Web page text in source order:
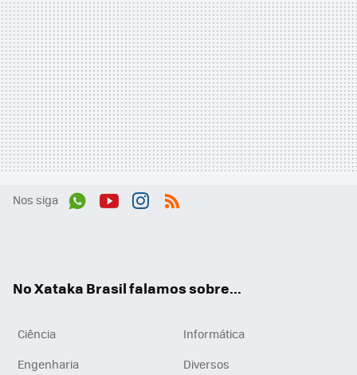
Nos siga
No Xataka Brasil falamos sobre...
Ciência
Informática
Engenharia
Diversos